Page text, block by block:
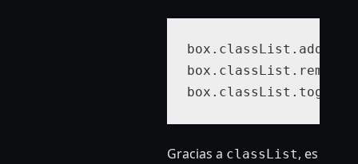
Gracias a classList, es